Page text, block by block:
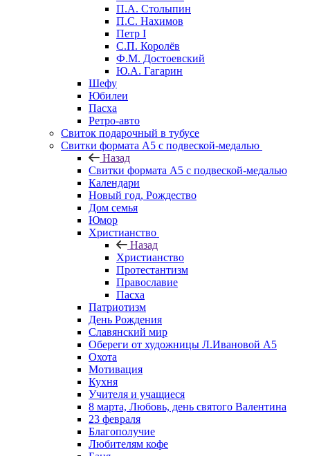
П.А. Столыпин
П.С. Нахимов
Петр I
С.П. Королёв
Ф.М. Достоевский
Ю.А. Гагарин
Шефу
Юбилеи
Пасха
Ретро-авто
Свиток подарочный в тубусе
Свитки формата А5 с подвеской-медалью
Назад
Свитки формата А5 с подвеской-медалью
Календари
Новый год, Рождество
Дом семья
Юмор
Христианство
Назад
Христианство
Протестантизм
Православие
Пасха
Патриотизм
День Рождения
Славянский мир
Обереги от художницы Л.Ивановой А5
Охота
Мотивация
Кухня
Учителя и учащиеся
8 марта, Любовь, день святого Валентина
23 февраля
Благополучие
Любителям кофе